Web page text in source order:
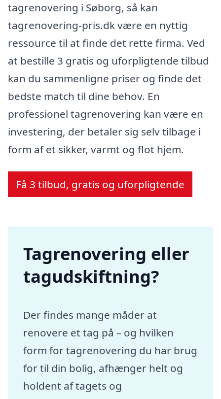
tagrenovering i Søborg, så kan
tagrenovering-pris.dk være en nyttig
ressource til at finde det rette firma. Ved
at bestille 3 gratis og uforpligtende tilbud
kan du sammenligne priser og finde det
bedste match til dine behov. En
professionel tagrenovering kan være en
investering, der betaler sig selv tilbage i
form af et sikker, varmt og flot hjem.
Få 3 tilbud, gratis og uforpligtende
Tagrenovering eller
tagudskiftning?
Der findes mange måder at
renovere et tag på – og hvilken
form for tagrenovering du har brug
for til din bolig, afhænger helt og
holdent af tagets og